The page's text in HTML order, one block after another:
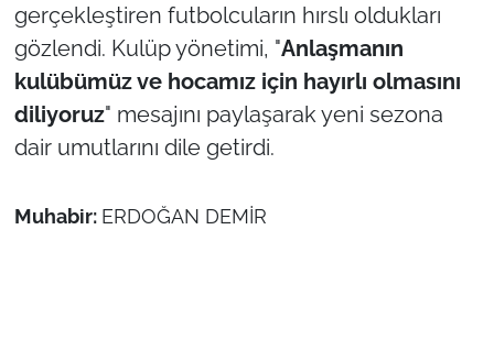
gerçekleştiren futbolcuların hırslı oldukları
gözlendi. Kulüp yönetimi, "Anlaşmanın
kulübümüz ve hocamız için hayırlı olmasını
diliyoruz" mesajını paylaşarak yeni sezona
dair umutlarını dile getirdi.
Muhabir: ERDOĞAN DEMİR
Canlı Maç
Finans
Genel-A